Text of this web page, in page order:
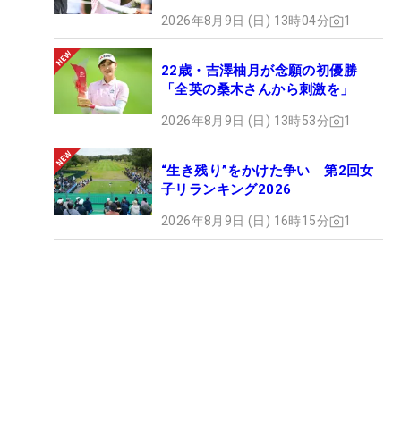
2026年8月9日 (日) 13時04分 1
22歳・吉澤柚月が念願の初優勝
「全英の桑木さんから刺激を」
2026年8月9日 (日) 13時53分 1
“生き残り”をかけた争い 第2回女
子リランキング2026
2026年8月9日 (日) 16時15分 1